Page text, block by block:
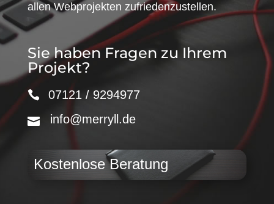
allen Webprojekten zufriedenzustellen.
Sie haben Fragen zu Ihrem
Projekt?
07121 / 9294977
info@merryll.de
Kostenlose Beratung